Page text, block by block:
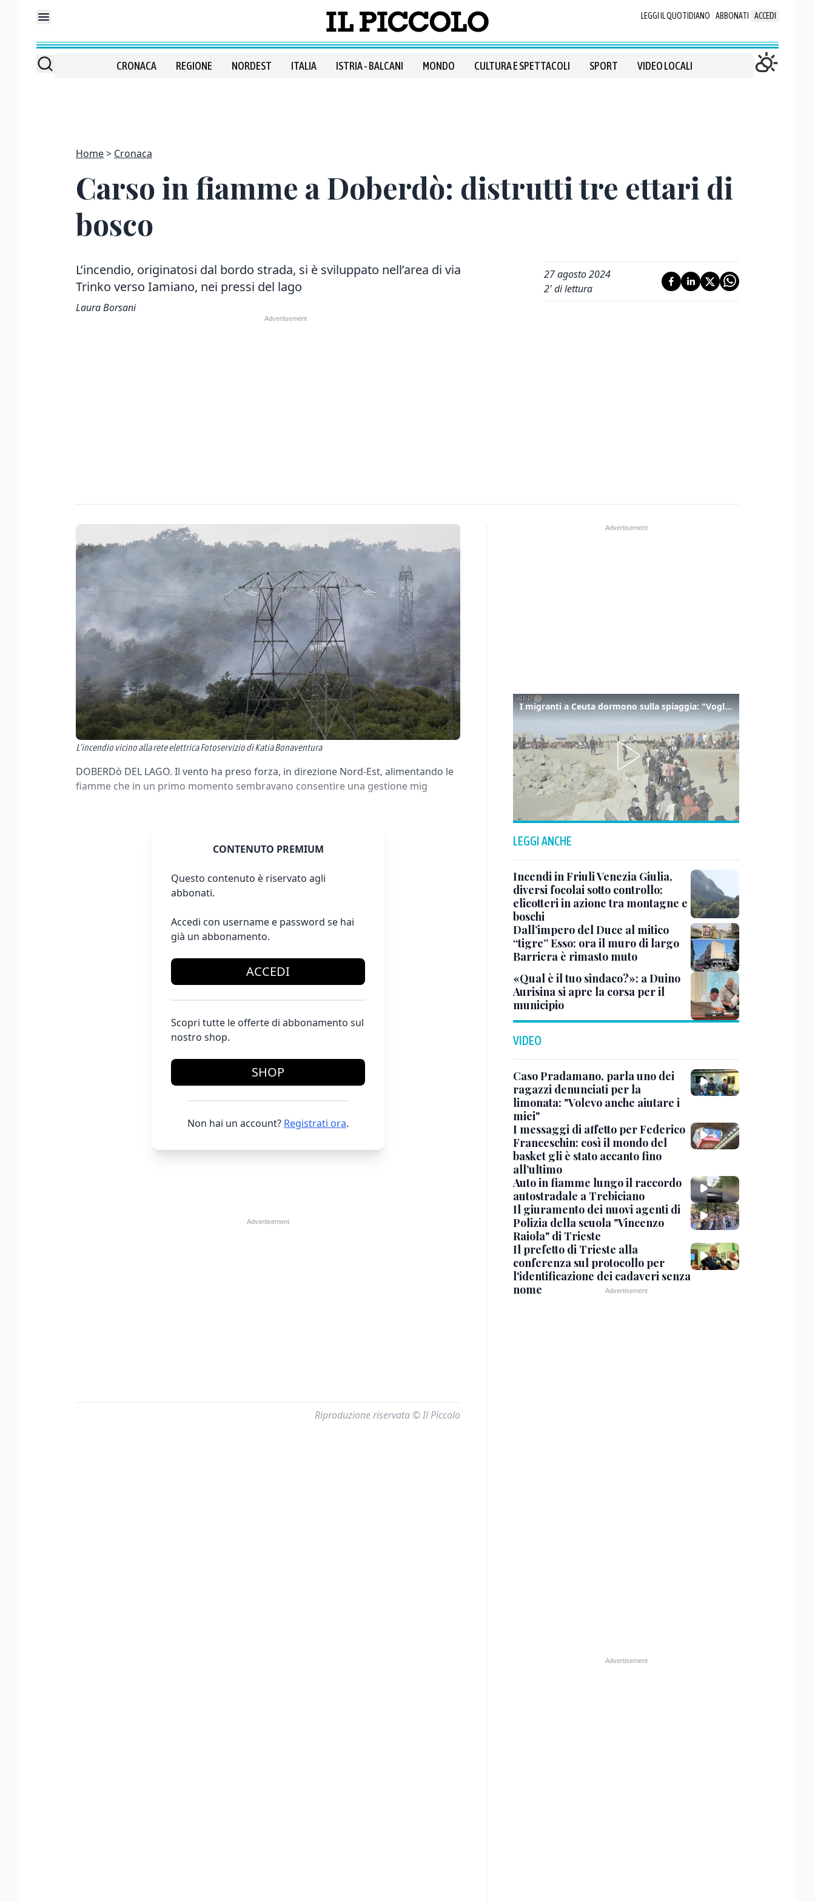
LEGGI IL QUOTIDIANO ABBONATI ACCEDI
CRONACA REGIONE NORDEST ITALIA ISTRIA - BALCANI MONDO CULTURA E SPETTACOLI SPORT VIDEO LOCALI
Home Cronaca
Carso in fiamme a Doberdò: distrutti tre ettari di
bosco
L’incendio, originatosi dal bordo strada, si è sviluppato nell’area di via
Trinko verso Iamiano, nei pressi del lago
Laura Borsani
27 agosto 2024
2' di lettura
L’incendio vicino alla rete elettrica Fotoservizio di Katia Bonaventura
DOBERDò DEL LAGO. Il vento ha preso forza, in direzione Nord-Est, alimentando le
fiamme che in un primo momento sembravano consentire una gestione mig
CONTENUTO PREMIUM
Questo contenuto è riservato agli
abbonati.
Accedi con username e password se hai
già un abbonamento.
ACCEDI
Scopri tutte le offerte di abbonamento sul
nostro shop.
SHOP
Non hai un account? Registrati ora.
Riproduzione riservata © Il Piccolo
I migranti a Ceuta dormono sulla spiaggia: "Vogliamo entrare in Europa"
LEGGI ANCHE
Incendi in Friuli Venezia Giulia,
diversi focolai sotto controllo:
elicotteri in azione tra montagne e
boschi
Dall’impero del Duce al mitico
“tigre” Esso: ora il muro di largo
Barriera è rimasto muto
«Qual è il tuo sindaco?»: a Duino
Aurisina si apre la corsa per il
municipio
VIDEO
Caso Pradamano, parla uno dei
ragazzi denunciati per la
limonata: "Volevo anche aiutare i
miei"
I messaggi di affetto per Federico
Franceschin: così il mondo del
basket gli è stato accanto fino
all’ultimo
Auto in fiamme lungo il raccordo
autostradale a Trebiciano
Il giuramento dei nuovi agenti di
Polizia della scuola "Vincenzo
Raiola" di Trieste
Il prefetto di Trieste alla
conferenza sul protocollo per
l'identificazione dei cadaveri senza
nome